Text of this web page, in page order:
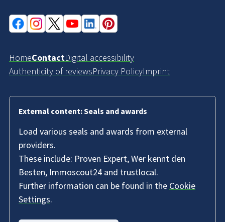
HomeContactDigital accessibility
Authenticity of reviewsPrivacy PolicyImprint
External content: Seals and awards
Load various seals and awards from external
providers.
These include: Proven Expert, Wer kennt den
Besten, Immoscout24 and trustlocal.
Further information can be found in the Cookie
Settings.